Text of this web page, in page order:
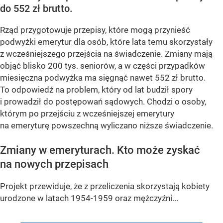
do 552 zł brutto.
Rząd przygotowuje przepisy, które mogą przynieść
podwyżki emerytur dla osób, które lata temu skorzystały
z wcześniejszego przejścia na świadczenie. Zmiany mają
objąć blisko 200 tys. seniorów, a w części przypadków
miesięczna podwyżka ma sięgnąć nawet 552 zł brutto.
To odpowiedź na problem, który od lat budził spory
i prowadził do postępowań sądowych. Chodzi o osoby,
którym po przejściu z wcześniejszej emerytury
na emeryturę powszechną wyliczano niższe świadczenie.
Zmiany w emeryturach. Kto może zyskać
na nowych przepisach
Projekt przewiduje, że z przeliczenia skorzystają kobiety
urodzone w latach 1954-1959 oraz mężczyźni...